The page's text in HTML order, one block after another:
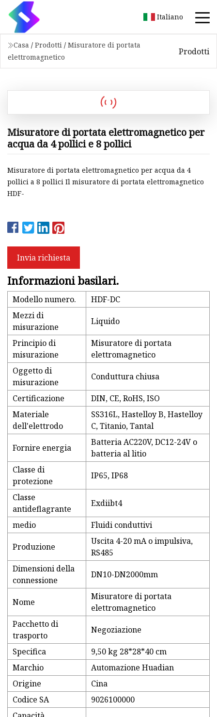
Italiano
Casa / Prodotti / Misuratore di portata
elettromagnetico
Prodotti
Misuratore di portata elettromagnetico per
acqua da 4 pollici e 8 pollici
Misuratore di portata elettromagnetico per acqua da 4
pollici a 8 pollici Il misuratore di portata elettromagnetico
HDF-
Invia richiesta
Informazioni basilari.
Modello numero.
HDF-DC
Mezzi di
misurazione
Liquido
Principio di
misurazione
Misuratore di portata
elettromagnetico
Oggetto di
misurazione
Conduttura chiusa
Certificazione
DIN, CE, RoHS, ISO
Materiale
dell'elettrodo
SS316L, Hastelloy B, Hastelloy
C, Titanio, Tantal
Fornire energia
Batteria AC220V, DC12-24V o
batteria al litio
Classe di
protezione
IP65, IP68
Classe
antideflagrante
Exdiibt4
medio Fluidi conduttivi
Produzione
Uscita 4-20 mA o impulsiva,
RS485
Dimensioni della
connessione
DN10-DN2000mm
Nome
Misuratore di portata
elettromagnetico
Pacchetto di
trasporto
Negoziazione
Specifica
9,50 kg 28*28*40 cm
Marchio
Automazione Huadian
Origine
Cina
Codice SA
9026100000